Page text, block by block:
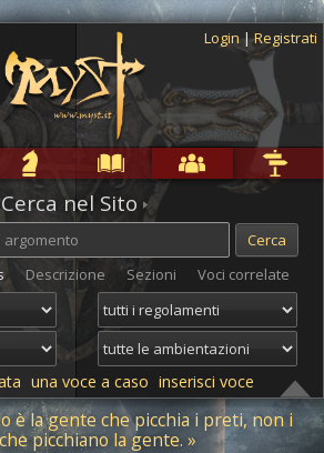
Login |Registrati
Cerca nel Sito
Descrizione Sezioni Voci correlate
una voce a caso inserisci voce
è la gente che picchia i preti, non i
picchiano la gente. »